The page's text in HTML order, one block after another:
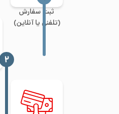
ثبت سفارش
(تلفنی یا آنلاین)
‍۲